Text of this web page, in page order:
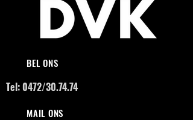
BEL ONS
Tel: 0472/30.74.74
MAIL ONS